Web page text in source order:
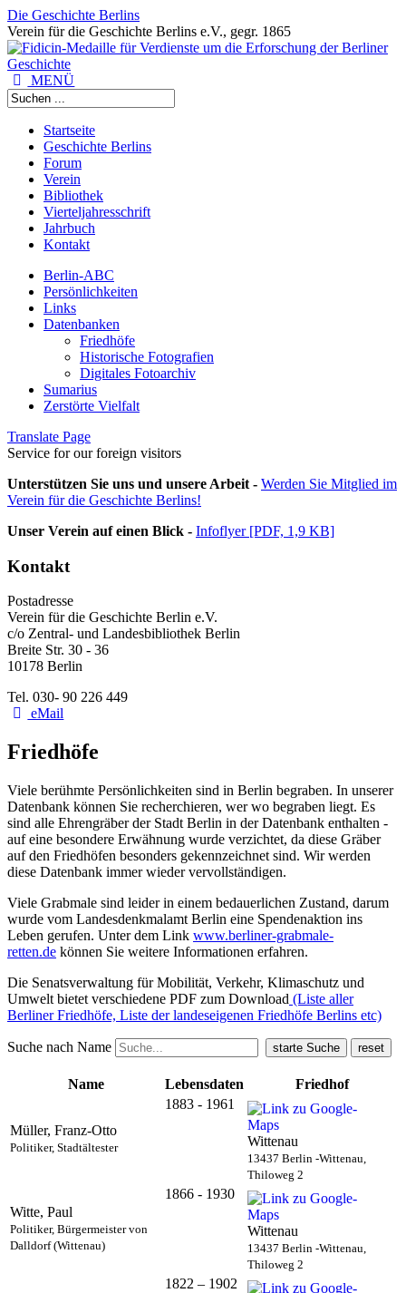
Die Geschichte Berlins
Verein für die Geschichte Berlins e.V., gegr. 1865
MENÜ
Startseite
Geschichte Berlins
Forum
Verein
Bibliothek
Vierteljahresschrift
Jahrbuch
Kontakt
Berlin-ABC
Persönlichkeiten
Links
Datenbanken
Friedhöfe
Historische Fotografien
Digitales Fotoarchiv
Sumarius
Zerstörte Vielfalt
Translate Page
Service for our foreign visitors
Unterstützen Sie uns und unsere Arbeit - Werden Sie Mitglied im
Verein für die Geschichte Berlins!
Unser Verein auf einen Blick - Infoflyer [PDF, 1,9 KB]
Kontakt
Postadresse
Verein für die Geschichte Berlin e.V.
c/o Zentral- und Landesbibliothek Berlin
Breite Str. 30 - 36
10178 Berlin
Tel. 030- 90 226 449
eMail
Friedhöfe
Viele berühmte Persönlichkeiten sind in Berlin begraben. In unserer
Datenbank können Sie recherchieren, wer wo begraben liegt. Es
sind alle Ehrengräber der Stadt Berlin in der Datenbank enthalten -
auf eine besondere Erwähnung wurde verzichtet, da diese Gräber
auf den Friedhöfen besonders gekennzeichnet sind. Wir werden
diese Datenbank immer wieder vervollständigen.
Viele Grabmale sind leider in einem bedauerlichen Zustand, darum
wurde vom Landesdenkmalamt Berlin eine Spendenaktion ins
Leben gerufen. Unter dem Link www.berliner-grabmale-
retten.de können Sie weitere Informationen erfahren.
Die Senatsverwaltung für Mobilität, Verkehr, Klimaschutz und
Umwelt bietet verschiedene PDF zum Download (Liste aller
Berliner Friedhöfe, Liste der landeseigenen Friedhöfe Berlins etc)
Suche nach Name
Name Lebensdaten Friedhof
Müller, Franz-Otto
Politiker, Stadtältester
1883 - 1961
Wittenau
13437 Berlin -Wittenau,
Thiloweg 2
Witte, Paul
Politiker, Bürgermeister von
Dalldorf (Wittenau)
1866 - 1930
Wittenau
13437 Berlin -Wittenau,
Thiloweg 2
1822 – 1902